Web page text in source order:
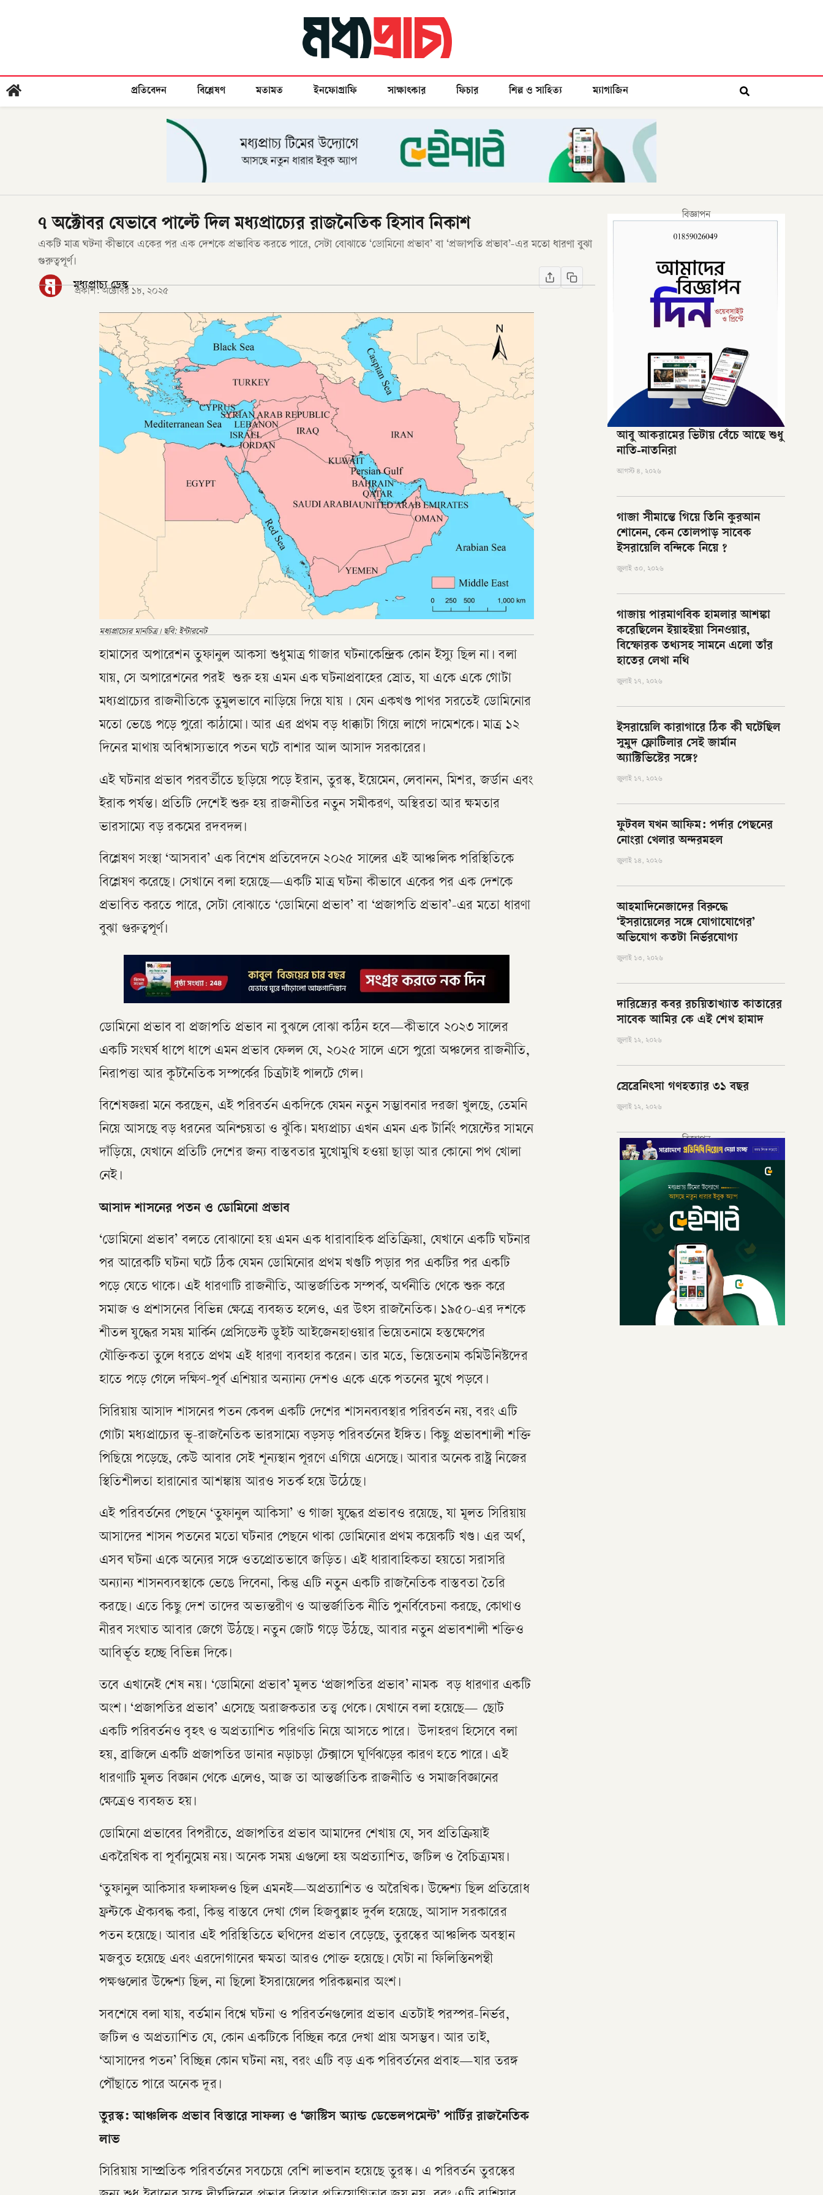
প্রতিবেদন বিশ্লেষণ মতামত ইনফোগ্রাফি সাক্ষাৎকার ফিচার শিল্প ও সাহিত্য ম্যাগাজিন
৭ অক্টোবর যেভাবে পাল্টে দিল মধ্যপ্রাচ্যের রাজনৈতিক হিসাব নিকাশ
একটি মাত্র ঘটনা কীভাবে একের পর এক দেশকে প্রভাবিত করতে পারে, সেটা বোঝাতে ‘ডোমিনো প্রভাব’ বা ‘প্রজাপতি প্রভাব’-এর মতো ধারণা বুঝা
গুরুত্বপূর্ণ।
মধ্যপ্রাচ্য ডেস্ক
প্রকাশ: অক্টোবর ১৮, ২০২৫
মধ্যপ্রাচ্যের মানচিত্র। ছবি: ইন্টারনেট
হামাসের অপারেশন তুফানুল আকসা শুধুমাত্র গাজার ঘটনাকেন্দ্রিক কোন ইস্যু ছিল না। বলা
যায়, সে অপারেশনের পরই শুরু হয় এমন এক ঘটনাপ্রবাহের স্রোত, যা একে একে গোটা
মধ্যপ্রাচ্যের রাজনীতিকে তুমুলভাবে নাড়িয়ে দিয়ে যায় । যেন একখণ্ড পাথর সরতেই ডোমিনোর
মতো ভেঙে পড়ে পুরো কাঠামো। আর এর প্রথম বড় ধাক্কাটা গিয়ে লাগে দামেশকে। মাত্র ১২
দিনের মাথায় অবিশ্বাস্যভাবে পতন ঘটে বাশার আল আসাদ সরকারের।
এই ঘটনার প্রভাব পরবর্তীতে ছড়িয়ে পড়ে ইরান, তুরস্ক, ইয়েমেন, লেবানন, মিশর, জর্ডান এবং
ইরাক পর্যন্ত। প্রতিটি দেশেই শুরু হয় রাজনীতির নতুন সমীকরণ, অস্থিরতা আর ক্ষমতার
ভারসাম্যে বড় রকমের রদবদল।
বিশ্লেষণ সংস্থা ‘আসবাব’ এক বিশেষ প্রতিবেদনে ২০২৫ সালের এই আঞ্চলিক পরিস্থিতিকে
বিশ্লেষণ করেছে। সেখানে বলা হয়েছে—একটি মাত্র ঘটনা কীভাবে একের পর এক দেশকে
প্রভাবিত করতে পারে, সেটা বোঝাতে ‘ডোমিনো প্রভাব’ বা ‘প্রজাপতি প্রভাব’-এর মতো ধারণা
বুঝা গুরুত্বপূর্ণ।
ডোমিনো প্রভাব বা প্রজাপতি প্রভাব না বুঝলে বোঝা কঠিন হবে—কীভাবে ২০২৩ সালের
একটি সংঘর্ষ ধাপে ধাপে এমন প্রভাব ফেলল যে, ২০২৫ সালে এসে পুরো অঞ্চলের রাজনীতি,
নিরাপত্তা আর কূটনৈতিক সম্পর্কের চিত্রটাই পালটে গেল।
বিশেষজ্ঞরা মনে করছেন, এই পরিবর্তন একদিকে যেমন নতুন সম্ভাবনার দরজা খুলছে, তেমনি
নিয়ে আসছে বড় ধরনের অনিশ্চয়তা ও ঝুঁকি। মধ্যপ্রাচ্য এখন এমন এক টার্নিং পয়েন্টের সামনে
দাঁড়িয়ে, যেখানে প্রতিটি দেশের জন্য বাস্তবতার মুখোমুখি হওয়া ছাড়া আর কোনো পথ খোলা
নেই।
আসাদ শাসনের পতন ও ডোমিনো প্রভাব
‘ডোমিনো প্রভাব’ বলতে বোঝানো হয় এমন এক ধারাবাহিক প্রতিক্রিয়া, যেখানে একটি ঘটনার
পর আরেকটি ঘটনা ঘটে ঠিক যেমন ডোমিনোর প্রথম খণ্ডটি পড়ার পর একটির পর একটি
পড়ে যেতে থাকে। এই ধারণাটি রাজনীতি, আন্তর্জাতিক সম্পর্ক, অর্থনীতি থেকে শুরু করে
সমাজ ও প্রশাসনের বিভিন্ন ক্ষেত্রে ব্যবহৃত হলেও, এর উৎস রাজনৈতিক। ১৯৫০-এর দশকে
শীতল যুদ্ধের সময় মার্কিন প্রেসিডেন্ট ডুইট আইজেনহাওয়ার ভিয়েতনামে হস্তক্ষেপের
যৌক্তিকতা তুলে ধরতে প্রথম এই ধারণা ব্যবহার করেন। তার মতে, ভিয়েতনাম কমিউনিস্টদের
হাতে পড়ে গেলে দক্ষিণ-পূর্ব এশিয়ার অন্যান্য দেশও একে একে পতনের মুখে পড়বে।
সিরিয়ায় আসাদ শাসনের পতন কেবল একটি দেশের শাসনব্যবস্থার পরিবর্তন নয়, বরং এটি
গোটা মধ্যপ্রাচ্যের ভূ-রাজনৈতিক ভারসাম্যে বড়সড় পরিবর্তনের ইঙ্গিত। কিছু প্রভাবশালী শক্তি
পিছিয়ে পড়েছে, কেউ আবার সেই শূন্যস্থান পূরণে এগিয়ে এসেছে। আবার অনেক রাষ্ট্র নিজের
স্থিতিশীলতা হারানোর আশঙ্কায় আরও সতর্ক হয়ে উঠেছে।
এই পরিবর্তনের পেছনে ‘তুফানুল আকিসা’ ও গাজা যুদ্ধের প্রভাবও রয়েছে, যা মূলত সিরিয়ায়
আসাদের শাসন পতনের মতো ঘটনার পেছনে থাকা ডোমিনোর প্রথম কয়েকটি খণ্ড। এর অর্থ,
এসব ঘটনা একে অন্যের সঙ্গে ওতপ্রোতভাবে জড়িত। এই ধারাবাহিকতা হয়তো সরাসরি
অন্যান্য শাসনব্যবস্থাকে ভেঙে দিবেনা, কিন্তু এটি নতুন একটি রাজনৈতিক বাস্তবতা তৈরি
করছে। এতে কিছু দেশ তাদের অভ্যন্তরীণ ও আন্তর্জাতিক নীতি পুনর্বিবেচনা করছে, কোথাও
নীরব সংঘাত আবার জেগে উঠছে। নতুন জোট গড়ে উঠছে, আবার নতুন প্রভাবশালী শক্তিও
আবির্ভূত হচ্ছে বিভিন্ন দিকে।
তবে এখানেই শেষ নয়। ‘ডোমিনো প্রভাব’ মূলত ‘প্রজাপতির প্রভাব’ নামক বড় ধারণার একটি
অংশ। ‘প্রজাপতির প্রভাব’ এসেছে অরাজকতার তত্ত্ব থেকে। যেখানে বলা হয়েছে— ছোট
একটি পরিবর্তনও বৃহৎ ও অপ্রত্যাশিত পরিণতি নিয়ে আসতে পারে। উদাহরণ হিসেবে বলা
হয়, ব্রাজিলে একটি প্রজাপতির ডানার নড়াচড়া টেক্সাসে ঘূর্ণিঝড়ের কারণ হতে পারে। এই
ধারণাটি মূলত বিজ্ঞান থেকে এলেও, আজ তা আন্তর্জাতিক রাজনীতি ও সমাজবিজ্ঞানের
ক্ষেত্রেও ব্যবহৃত হয়।
ডোমিনো প্রভাবের বিপরীতে, প্রজাপতির প্রভাব আমাদের শেখায় যে, সব প্রতিক্রিয়াই
একরৈখিক বা পূর্বানুমেয় নয়। অনেক সময় এগুলো হয় অপ্রত্যাশিত, জটিল ও বৈচিত্র্যময়।
‘তুফানুল আকিসার ফলাফলও ছিল এমনই—অপ্রত্যাশিত ও অরৈখিক। উদ্দেশ্য ছিল প্রতিরোধ
ফ্রন্টকে ঐক্যবদ্ধ করা, কিন্তু বাস্তবে দেখা গেল হিজবুল্লাহ দুর্বল হয়েছে, আসাদ সরকারের
পতন হয়েছে। আবার এই পরিস্থিতিতে হুথিদের প্রভাব বেড়েছে, তুরস্কের আঞ্চলিক অবস্থান
মজবুত হয়েছে এবং এরদোগানের ক্ষমতা আরও পোক্ত হয়েছে। যেটা না ফিলিস্তিনপন্থী
পক্ষগুলোর উদ্দেশ্য ছিল, না ছিলো ইসরায়েলের পরিকল্পনার অংশ।
সবশেষে বলা যায়, বর্তমান বিশ্বে ঘটনা ও পরিবর্তনগুলোর প্রভাব এতটাই পরস্পর-নির্ভর,
জটিল ও অপ্রত্যাশিত যে, কোন একটিকে বিচ্ছিন্ন করে দেখা প্রায় অসম্ভব। আর তাই,
‘আসাদের পতন’ বিচ্ছিন্ন কোন ঘটনা নয়, বরং এটি বড় এক পরিবর্তনের প্রবাহ—যার তরঙ্গ
পৌঁছাতে পারে অনেক দূর।
তুরস্ক: আঞ্চলিক প্রভাব বিস্তারে সাফল্য ও ‘জাস্টিস অ্যান্ড ডেভেলপমেন্ট’ পার্টির রাজনৈতিক
লাভ
সিরিয়ায় সাম্প্রতিক পরিবর্তনের সবচেয়ে বেশি লাভবান হয়েছে তুরস্ক। এ পরিবর্তন তুরস্কের
বিজ্ঞাপন
আবু আকরামের ভিটায় বেঁচে আছে শুধু
নাতি-নাতনিরা
আগস্ট ৪, ২০২৬
গাজা সীমান্তে গিয়ে তিনি কুরআন
শোনেন, কেন তোলপাড় সাবেক
ইসরায়েলি বন্দিকে নিয়ে ?
জুলাই ৩০, ২০২৬
গাজায় পারমাণবিক হামলার আশঙ্কা
করেছিলেন ইয়াহইয়া সিনওয়ার,
বিস্ফোরক তথ্যসহ সামনে এলো তাঁর
হাতের লেখা নথি
জুলাই ১৭, ২০২৬
ইসরায়েলি কারাগারে ঠিক কী ঘটেছিল
সুমুদ ফ্লোটিলার সেই জার্মান
অ্যাক্টিভিস্টের সঙ্গে?
জুলাই ১৭, ২০২৬
ফুটবল যখন আফিম: পর্দার পেছনের
নোংরা খেলার অন্দরমহল
জুলাই ১৪, ২০২৬
আহমাদিনেজাদের বিরুদ্ধে
‘ইসরায়েলের সঙ্গে যোগাযোগের’
অভিযোগ কতটা নির্ভরযোগ্য
জুলাই ১৩, ২০২৬
দারিদ্র্যের কবর রচয়িতাখ্যাত কাতারের
সাবেক আমির কে এই শেখ হামাদ
জুলাই ১২, ২০২৬
স্রেব্রেনিৎসা গণহত্যার ৩১ বছর
জুলাই ১২, ২০২৬
বিজ্ঞাপন